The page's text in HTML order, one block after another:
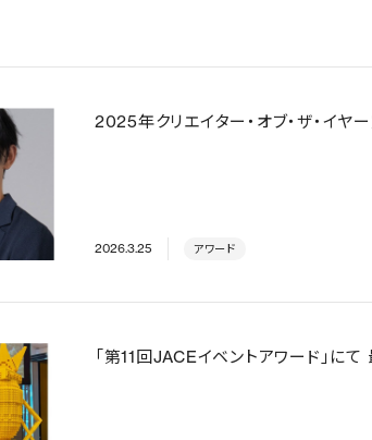
2025年クリエイター・オブ・ザ・イヤ
2026.3.25 アワード
「第11回JACEイベントアワード」に